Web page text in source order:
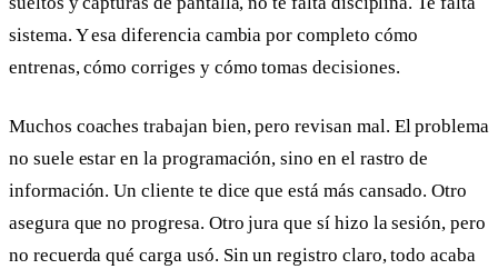
sistema. Y esa diferencia cambia por completo cómo
entrenas, cómo corriges y cómo tomas decisiones.
Muchos coaches trabajan bien, pero revisan mal. El problema
no suele estar en la programación, sino en el rastro de
información. Un cliente te dice que está más cansado. Otro
asegura que no progresa. Otro jura que sí hizo la sesión, pero
no recuerda qué carga usó. Sin un registro claro, todo acaba